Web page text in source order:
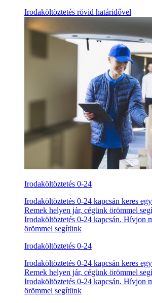
Irodaköltöztetés rövid határidővel
Irodaköltöztetés 0-24
Irodaköltöztetés 0-24 kapcsán keres
Remek helyen jár, cégünk örömmel
Irodaköltöztetés 0-24 kapcsán. Hívjon
örömmel segítünk
Irodaköltöztetés 0-24
Irodaköltöztetés 0-24 kapcsán keres
Remek helyen jár, cégünk örömmel
Irodaköltöztetés 0-24 kapcsán. Hívjon
örömmel segítünk